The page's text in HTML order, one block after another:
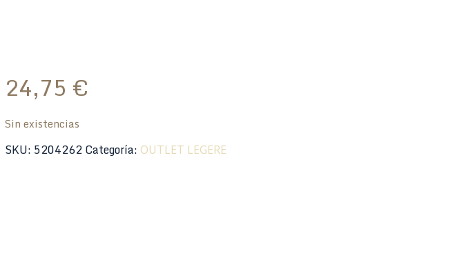
24,75 €
Sin existencias
SKU: 5204262Categoría: OUTLET LEGERE